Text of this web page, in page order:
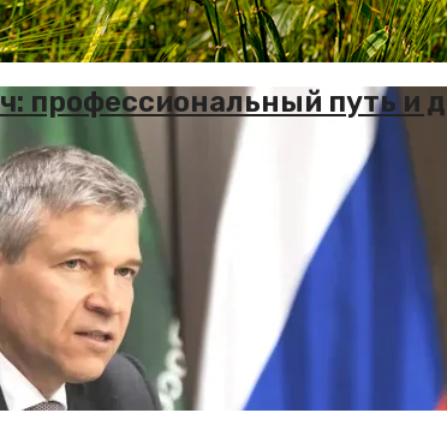
профессиональный путь и